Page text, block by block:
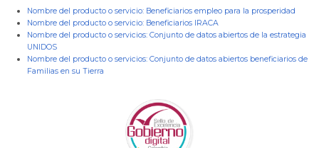
Nombre del producto o servicio: Beneficiarios empleo para la prosperidad
Nombre del producto o servicio: Beneficiarios IRACA
Nombre del producto o servicios: Conjunto de datos abiertos de la estrategia
UNIDOS
Nombre del producto o servicios: Conjunto de datos abiertos beneficiarios de
Familias en su Tierra